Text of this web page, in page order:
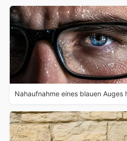
Nahaufnahme eines blauen Auges